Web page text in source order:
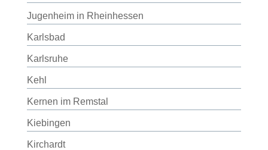
Jugenheim in Rheinhessen
Karlsbad
Karlsruhe
Kehl
Kernen im Remstal
Kiebingen
Kirchardt